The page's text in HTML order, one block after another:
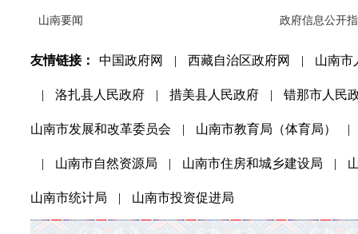
山南要闻 政府信息公开
友情链接： 中国政府网 | 西藏自治区政府网 | 山南市
| 洛扎县人民政府 | 措美县人民政府 | 错那市人民
山南市发展和改革委员会 | 山南市教育局（体育局） |
| 山南市自然资源局 | 山南市住房和城乡建设局 |
山南市统计局 | 山南市投资促进局